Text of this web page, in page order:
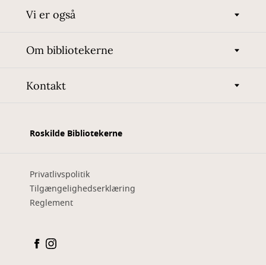
Vi er også
Om bibliotekerne
Kontakt
Roskilde Bibliotekerne
Privatlivspolitik
Tilgængelighedserklæring
Reglement